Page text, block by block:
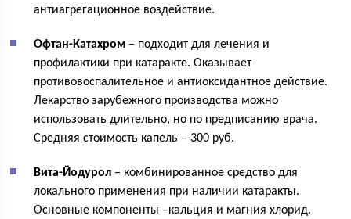
антиагрегационное воздействие.
Офтан-Катахром – подходит для лечения и
профилактики при катаракте. Оказывает
противовоспалительное и антиоксидантное действие.
Лекарство зарубежного производства можно
использовать длительно, но по предписанию врача.
Средняя стоимость капель – 300 руб.
Вита-Йодурол – комбинированное средство для
локального применения при наличии катаракты.
Основные компоненты –кальция и магния хлорид.